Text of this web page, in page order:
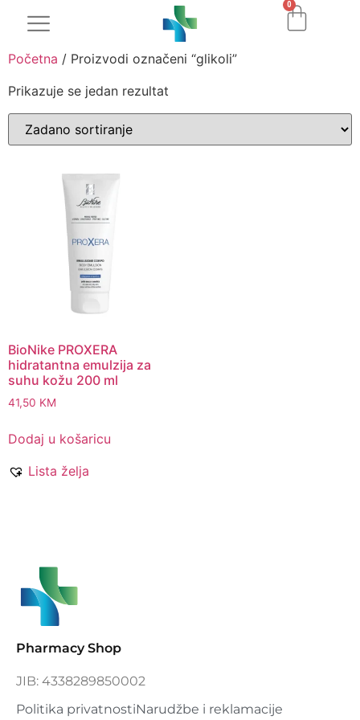
0
Početna / Proizvodi označeni “glikoli”
Prikazuje se jedan rezultat
BioNike PROXERA
hidratantna emulzija za
suhu kožu 200 ml
41,50 KM
Dodaj u košaricu
Lista želja
Pharmacy Shop
JIB: 4338289850002
Politika privatnostiNarudžbe i reklamacije